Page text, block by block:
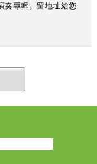
奏專輯。留地址給您